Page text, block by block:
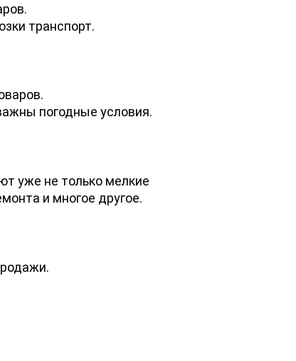
транспорт.
погодные условия.
уже не только мелкие
и многое другое.